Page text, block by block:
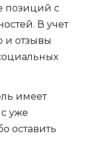
позиций с
В учет
и отзывы
имеет
уже
оставить